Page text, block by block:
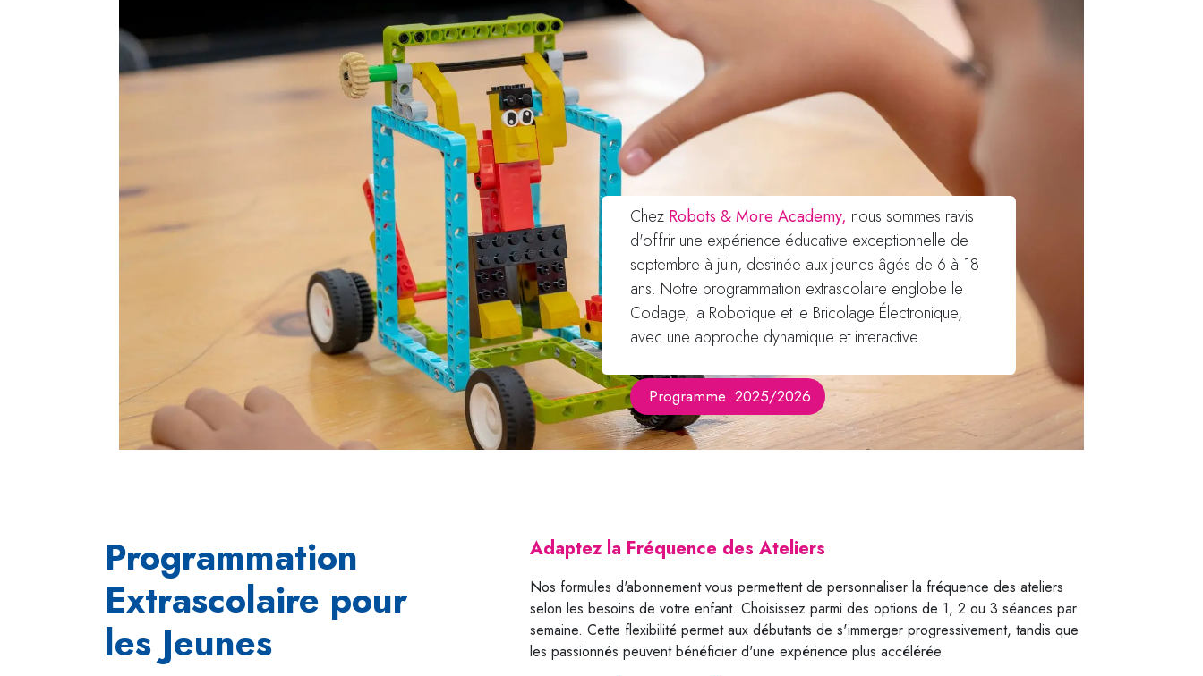
Chez Robots & More Academy, nous sommes ravis
d'offrir une expérience éducative exceptionnelle de
septembre à juin, destinée aux jeunes âgés de 6 à 18
ans. Notre programmation extrascolaire englobe le
Codage, la Robotique et le Bricolage Électronique,
avec une approche dynamique et interactive.
Programme 2025/2026
Programmation
Extrascolaire pour
les Jeunes
Adaptez la Fréquence des Ateliers
Nos formules d'abonnement vous permettent de personnaliser la fréquence des ateliers
selon les besoins de votre enfant. Choisissez parmi des options de 1, 2 ou 3 séances par
semaine. Cette flexibilité permet aux débutants de s'immerger progressivement, tandis que
les passionnés peuvent bénéficier d'une expérience plus accélérée.